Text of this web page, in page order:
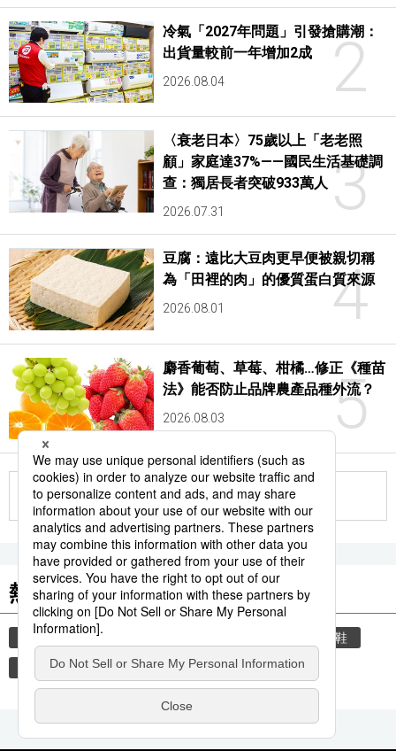
2
冷氣「2027年問題」引發搶購潮：
出貨量較前一年增加2成
2026.08.04
3
〈衰老日本〉75歲以上「老老照
顧」家庭達37%——國民生活基礎調
查：獨居長者突破933萬人
2026.07.31
4
豆腐：遠比大豆肉更早便被親切稱
為「田裡的肉」的優質蛋白質來源
2026.08.01
5
麝香葡萄、草莓、柑橘…修正《種苗
法》能否防止品牌農產品種外流？
2026.08.03
更多
熱門關鍵詞
教育 住宅 脫鞋
時事通信新聞 歷史 觀光旅遊 書訊